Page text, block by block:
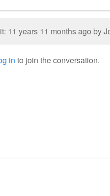
11 years 11 months ago by
in to join the conversation.